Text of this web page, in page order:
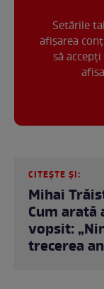
Setările
afișarea
să
CITEȘTE ȘI:
Mihai
Cum arată
vopsit:
trecerea